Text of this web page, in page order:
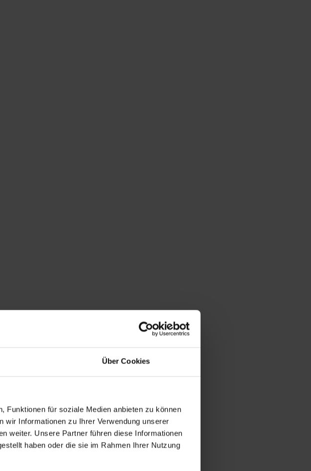
Über Cookies
Funktionen für soziale Medien anbieten zu können
wir Informationen zu Ihrer Verwendung unserer
weiter. Unsere Partner führen diese Informationen
haben oder die sie im Rahmen Ihrer Nutzung